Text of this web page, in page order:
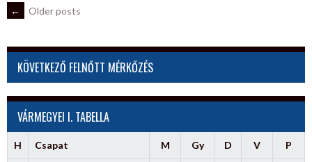
POSTS
NAVIGATION
← Older posts
KÖVETKEZŐ FELNŐTT MÉRKŐZÉS
VÁRMEGYEI I. TABELLA
H Csapat M Gy D V P